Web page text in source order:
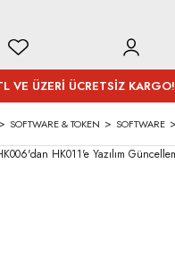
VE ÜZERİ ÜCRETSİZ KARGO!
SOFTWARE & TOKEN SOFTWARE